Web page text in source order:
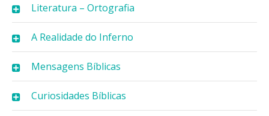
Literatura – Ortografia
A Realidade do Inferno
Mensagens Bíblicas
Curiosidades Bíblicas